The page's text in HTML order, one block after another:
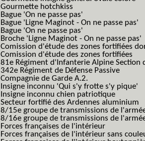
Gourmette hotchkiss
Bague 'On ne passe pas'
Bague 'Ligne Maginot - On ne passe pas'
Bague 'On ne passe pas'
Broche 'Ligne Maginot - On ne passe pas'
Comission d'étude des zones fortifiées
Comission d'étude des zones fortifiées
81e Régiment d'Infanterie Alpine Section
342e Régiment de Défense Passive
Compagnie de Garde A.2.
Insigne inconnu 'Qui s'y frotte s'y pique'
Insigne inconnu chien patriotique
Secteur fortifié des Ardennes aluminium
8/15e groupe de transmissions de
8/16e groupe de transmissions de
Forces françaises de l'intérieur
Forces françaises de l'intérieur sans